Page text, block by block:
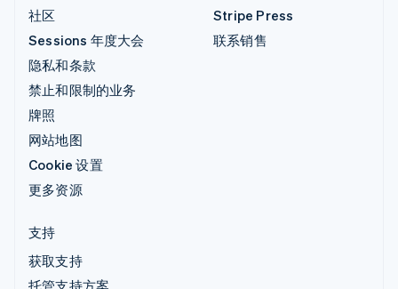
社区
Sessions 年度大会
隐私和条款
禁止和限制的业务
牌照
网站地图
Cookie 设置
更多资源
Stripe Press
联系销售
支持
获取支持
托管支持方案